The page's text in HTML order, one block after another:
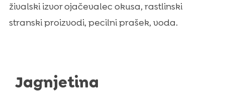
živalski izvor ojačevalec okusa, rastlinski
stranski proizvodi, pecilni prašek, voda.
Jagnjetina